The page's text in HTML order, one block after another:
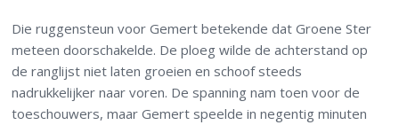
Die ruggensteun voor Gemert betekende dat Groene Ster
meteen doorschakelde. De ploeg wilde de achterstand op
de ranglijst niet laten groeien en schoof steeds
nadrukkelijker naar voren. De spanning nam toen voor de
toeschouwers, maar Gemert speelde in negentig minuten